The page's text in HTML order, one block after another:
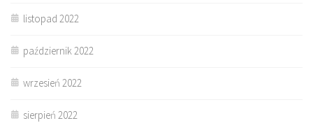
listopad 2022
październik 2022
wrzesień 2022
sierpień 2022